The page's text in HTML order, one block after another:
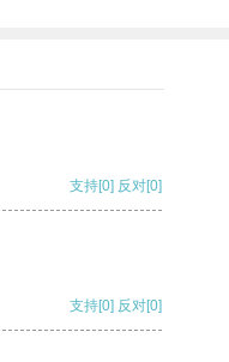
支持[0] 反对[0]
支持[0] 反对[0]